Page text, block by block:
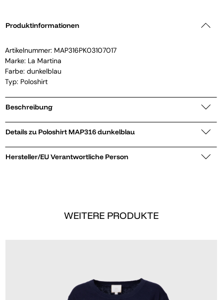
Produktinformationen
Artikelnummer: MAP316PK03107017
Marke: La Martina
Farbe: dunkelblau
Typ: Poloshirt
Beschreibung
Details zu Poloshirt MAP316 dunkelblau
Hersteller/EU Verantwortliche Person
WEITERE PRODUKTE